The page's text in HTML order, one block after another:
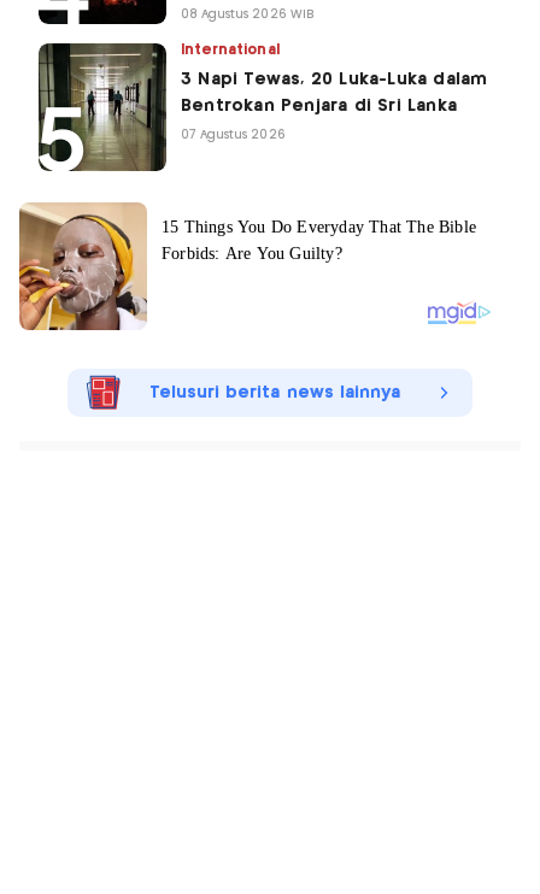
08 Agustus 2026 WIB
International
3 Napi Tewas, 20 Luka-Luka dalam
Bentrokan Penjara di Sri Lanka
07 Agustus 2026
Telusuri berita news lainnya